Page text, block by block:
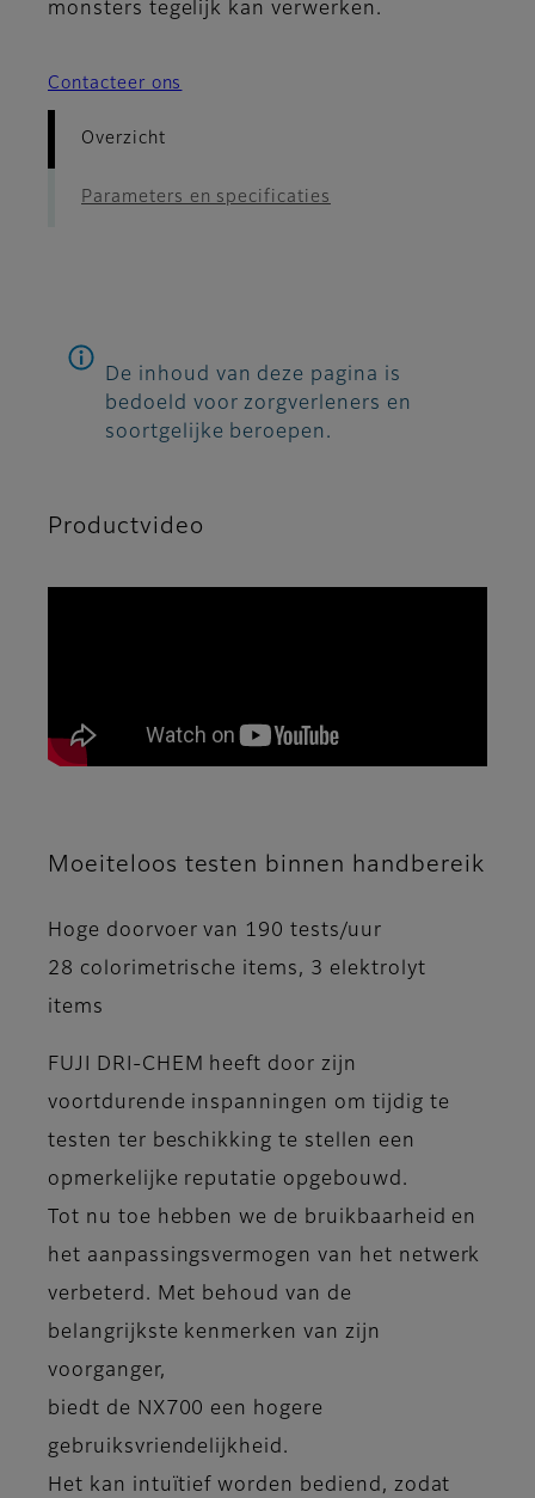
monsters tegelijk kan verwerken.
Contacteer ons
Overzicht
Parameters en specificaties
De inhoud van deze pagina is
bedoeld voor zorgverleners en
soortgelijke beroepen.
Productvideo
Moeiteloos testen binnen handbereik
Hoge doorvoer van 190 tests/uur
28 colorimetrische items, 3 elektrolyt
items
FUJI DRI-CHEM heeft door zijn
voortdurende inspanningen om tijdig te
testen ter beschikking te stellen een
opmerkelijke reputatie opgebouwd.
Tot nu toe hebben we de bruikbaarheid en
het aanpassingsvermogen van het netwerk
verbeterd. Met behoud van de
belangrijkste kenmerken van zijn
voorganger,
biedt de NX700 een hogere
gebruiksvriendelijkheid.
Het kan intuïtief worden bediend, zodat